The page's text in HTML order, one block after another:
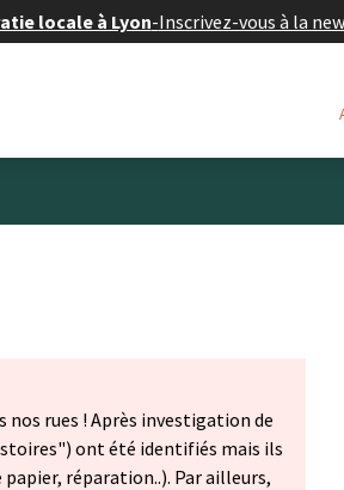
locale à Lyon-Inscrivez-vous à la
nos rues ! Après investigation de
ont été identifiés mais ils
réparation..). Par ailleurs,